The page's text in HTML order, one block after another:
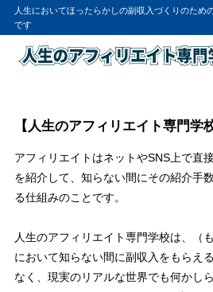
人生においてほったらかしの副収入づくりのため
です
【人生のアフィリエイト専門学校
アフィリエイトはネットやSNS上で直
を紹介して、知らない間にその紹介手
る仕組みのことです。
人生のアフィリエイト専門学校は、（
において知らない間に副収入をもらえ
なく、現実のリアルな世界でも何かし